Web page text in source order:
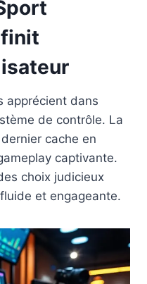
apprécient dans
de contrôle. La
cache en
captivante.
choix judicieux
et engageante.